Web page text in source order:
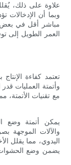
علاوة على ذلك،
وبما أن الإدخالات
مباشر أقل في بعض
العمر الطويل إلى
تعتمد كفاءة
وأتمتة العمليات قدر
مع تقنيات
يمكن أتمتة وضع
والآلات الموجهة
اليدوي، مما يقلل
يضمن وضع الحشوات